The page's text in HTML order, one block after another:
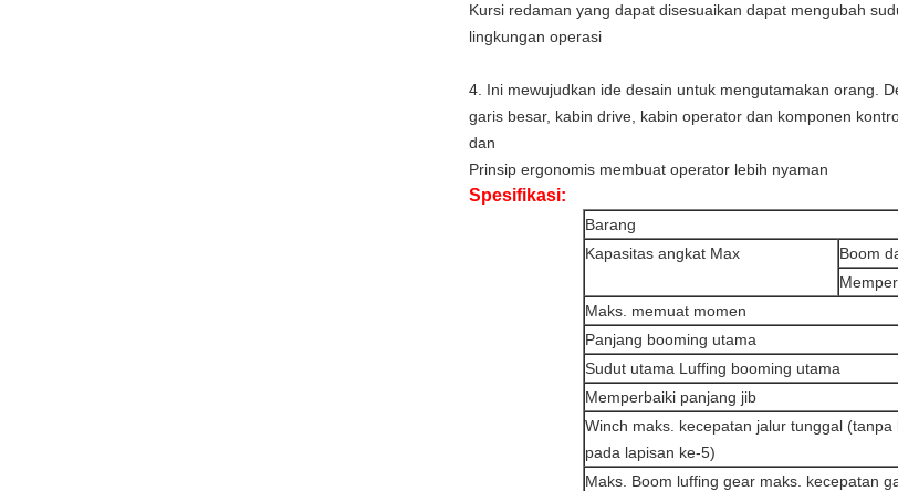
Kursi redaman yang dapat disesuaikan dapat mengubah
lingkungan operasi
4. Ini mewujudkan ide desain untuk mengutamakan orang.
garis besar, kabin drive, kabin operator dan komponen
dan
Prinsip ergonomis membuat operator lebih nyaman
Spesifikasi:
Barang
Kapasitas angkat Max
Boom
Maks. memuat momen
Panjang booming utama
Sudut utama Luffing booming utama
Memperbaiki panjang jib
Winch maks. kecepatan jalur tunggal (tanpa
pada lapisan ke-5)
Maks. Boom luffing gear maks. kecepatan